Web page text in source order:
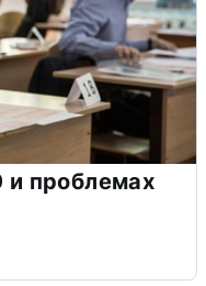
и проблемах